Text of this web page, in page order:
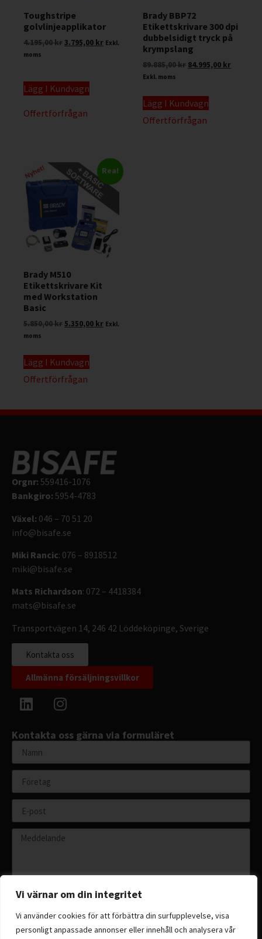
Vi värnar om din integritet
Vi använder cookies för att förbättra din surfupplevelse, visa
personligt anpassade annonser eller innehåll och analysera vår
Toughstripe
golvlinjeapplikator
4.195,00kr3.795,00 kr Exkl.
moms
Lägg I Kundvagn
Offertförfrågan
Brady BBP72
Etikettskrivare 300 dpi
dubbelsidigt tryck på
krympslang
89.885,00kr 84.995,00 kr
Exkl. moms
Lägg I Kundvagn
Offertförfrågan
Rea!
Brady M510
Etikettskrivare Kit
med Workstation
Basic
5.850,00kr5.350,00 kr Exkl.
moms
Lägg I Kundvagn
Offertförfrågan
Orgnr: 559416-1076
Bankgiro: 5954-4783
Växel: 046 – 70 51 20
info@bisafe.se
Miki Rancic: 076 – 8918512
miki@bisafe.se
Mats Richardson: 072 – 4418384
mats@bisafe.se
Transportvägen 14, 246 42 Löddeköpinge, Sverige
Kontakta oss
Allmänna försäljningsvillkor
Kontakta oss gärna via formuläret